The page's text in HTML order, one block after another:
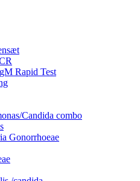
Rapid Test
Candida combo
Gonorrhoeae